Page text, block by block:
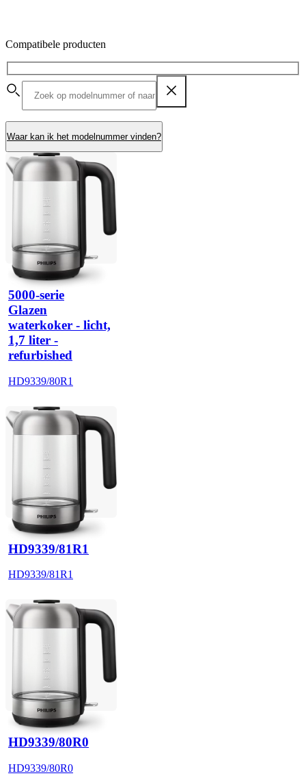
Compatibele producten
Waar kan ik het modelnummer vinden?
5000-serie
Glazen
waterkoker - licht,
1,7 liter -
refurbished
HD9339/80R1
HD9339/81R1
HD9339/81R1
HD9339/80R0
HD9339/80R0